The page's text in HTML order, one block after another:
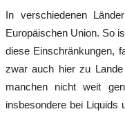
In verschiedenen
Europäischen Union. So
diese Einschränkungen,
zwar auch hier zu
manchen nicht weit
insbesondere bei Liquids